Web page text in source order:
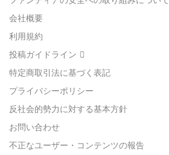
会社概要
利用規約
投稿ガイドライン
特定商取引法に基づく表記
プライバシーポリシー
反社会的勢力に対する基本方針
お問い合わせ
不正なユーザー・コンテンツの報告